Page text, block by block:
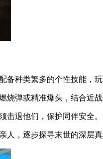
种类繁多的个性技能，
弹或精准爆头，结合近
击退他们，保护同伴安全。
人，逐步探寻末世的深层真